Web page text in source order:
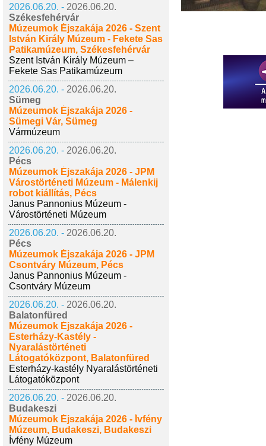
2026.06.20. - 2026.06.20.
Székesfehérvár
Múzeumok Éjszakája 2026 - Szent
István Király Múzeum - Fekete Sas
Patikamúzeum, Székesfehérvár
Szent István Király Múzeum –
Fekete Sas Patikamúzeum
2026.06.20. - 2026.06.20.
Sümeg
Múzeumok Éjszakája 2026 -
Sümegi Vár, Sümeg
Vármúzeum
2026.06.20. - 2026.06.20.
Pécs
Múzeumok Éjszakája 2026 - JPM
Várostörténeti Múzeum - Málenkij
robot kiállítás, Pécs
Janus Pannonius Múzeum -
Várostörténeti Múzeum
2026.06.20. - 2026.06.20.
Pécs
Múzeumok Éjszakája 2026 - JPM
Csontváry Múzeum, Pécs
Janus Pannonius Múzeum -
Csontváry Múzeum
2026.06.20. - 2026.06.20.
Balatonfüred
Múzeumok Éjszakája 2026 -
Esterházy-Kastély -
Nyaralástörténeti
Látogatóközpont, Balatonfüred
Esterházy-kastély Nyaralástörténeti
Látogatóközpont
2026.06.20. - 2026.06.20.
Budakeszi
Múzeumok Éjszakája 2026 - Ívfény
Múzeum, Budakeszi, Budakeszi
Ívfény Múzeum